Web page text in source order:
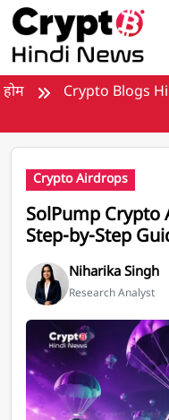
मुख्य सामग्री पर जाएँ
होम
Crypto Blogs
Crypto Airdrops
SolPump Crypto
Step-by-Step
Niharika Singh
Research Analyst
SolPump Crypto